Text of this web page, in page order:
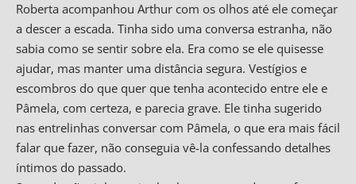
Roberta acompanhou Arthur com os olhos até ele começar
a descer a escada. Tinha sido uma conversa estranha, não
sabia como se sentir sobre ela. Era como se ele quisesse
ajudar, mas manter uma distância segura. Vestígios e
escombros do que quer que tenha acontecido entre ele e
Pâmela, com certeza, e parecia grave. Ele tinha sugerido
nas entrelinhas conversar com Pâmela, o que era mais fácil
falar que fazer, não conseguia vê-la confessando detalhes
íntimos do passado.